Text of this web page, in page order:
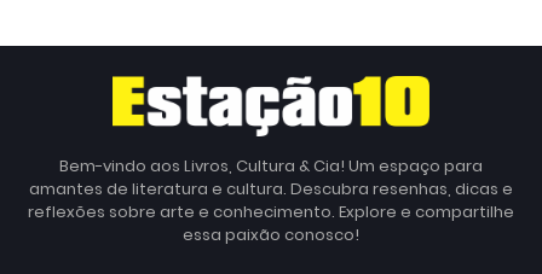
Bem-vindo aos Livros, Cultura & Cia! Um espaço para
amantes de literatura e cultura. Descubra resenhas, dicas e
reflexões sobre arte e conhecimento. Explore e compartilhe
essa paixão conosco!